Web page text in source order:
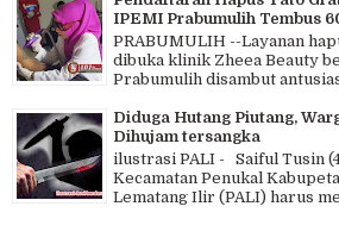
IPEMI Prabumulih Tembus
PRABUMULIH --Layanan
dibuka klinik Zheea Beauty
Prabumulih disambut
Diduga Hutang Piutang,
Dihujam tersangka
ilustrasi PALI - Saiful Tusin
Kecamatan Penukal
Lematang Ilir (PALI) harus